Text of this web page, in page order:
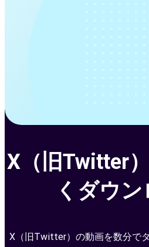
X（旧Twitter
くダウ
X（旧Twitter）の動画を数分で